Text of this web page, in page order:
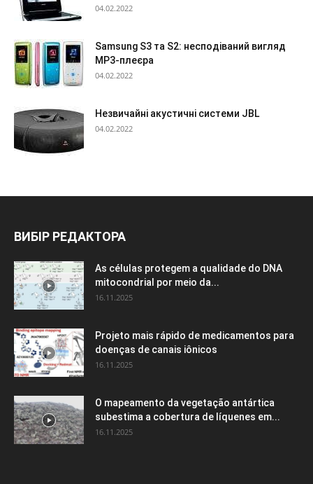
04.02.2022
Samsung S3 та S2: несподіваний вигляд
МР3-плеєра
04.02.2022
Незвичайні акустичні системи JBL
04.02.2022
ВИБІР РЕДАКТОРА
As células protegem a qualidade do DNA
mitocondrial por meio da...
16.11.2025
Projeto mais rápido de medicamentos para
doenças de canais iônicos
16.11.2025
O mapeamento da vegetação antártica
subestima a cobertura de líquenes em...
16.11.2025